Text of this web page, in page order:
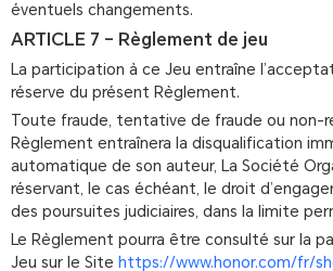
éventuels changements.
ARTICLE 7 – Règlement de jeu
La participation à ce Jeu entraîne
réserve du présent Règlement.
Toute fraude, tentative de fraude ou non-
Règlement entraînera la disqualification
automatique de son auteur, La Société
réservant, le cas échéant, le droit
des poursuites judiciaires, dans la limite
Le Règlement pourra être consulté sur la
Jeu sur le Site https://www.honor.com/fr/